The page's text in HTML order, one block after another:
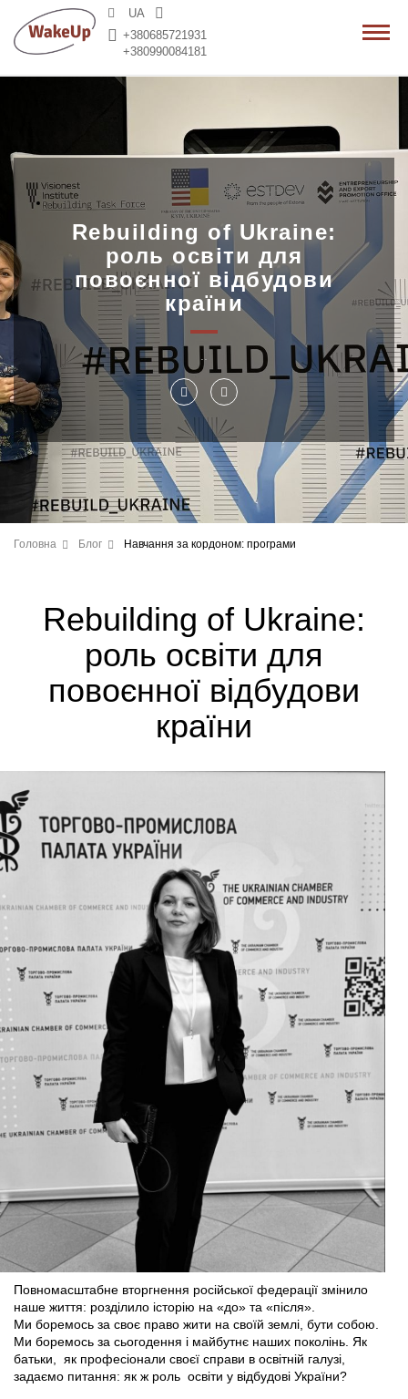
UA
+380685721931
+380990084181
Rebuilding of Ukraine:
роль освіти для
повоєнної відбудови
країни
Головна Блог Навчання за кордоном: програми
Rebuilding of Ukraine:
роль освіти для
повоєнної відбудови
країни
Повномасштабне вторгнення російської федерації змінило
наше життя: розділило історію на «до» та «після».
Ми боремось за своє право жити на своїй землі, бути собою.
Ми боремось за сьогодення і майбутнє наших поколінь. Як
батьки, як професіонали своєї справи в освітній галузі,
задаємо питання: як ж роль освіти у відбудові України?